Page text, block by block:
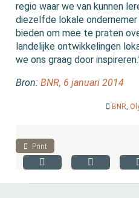
regio waar we van kunnen
diezelfde lokale
bieden om mee te praten
landelijke ontwikkelingen
we ons graag door
Bron:BNR, 6 januari 2014
BNR,
Print